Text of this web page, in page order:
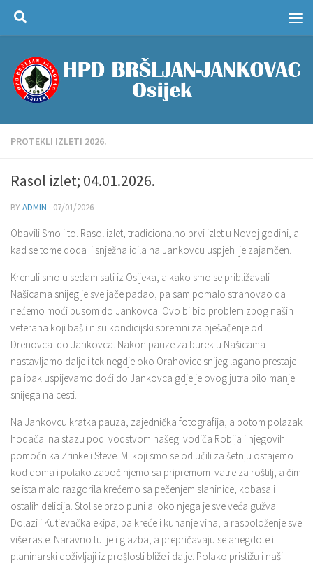
Skip to content
PROTEKLI IZLETI 2026.
Rasol izlet; 04.01.2026.
BYADMIN · 07/01/2026
Obavili Smo i to. Rasol izlet, tradicionalno prvi izlet u Novoj godini, a
kad se tome doda i snježna idila na Jankovcu uspjeh je zajamčen.
Krenuli smo u sedam sati iz Osijeka, a kako smo se približavali
Našicama snijeg je sve jače padao, pa sam pomalo strahovao da
nećemo moći busom do Jankovca. Ovo bi bio problem zbog naših
veterana koji baš i nisu kondicijski spremni za pješačenje od
Drenovca do Jankovca. Nakon pauze za burek u Našicama
nastavljamo dalje i tek negdje oko Orahovice snijeg lagano prestaje
pa ipak uspijevamo doći do Jankovca gdje je ovog jutra bilo manje
snijega na cesti.
Na Jankovcu kratka pauza, zajednička fotografija, a potom polazak
hodača na stazu pod vodstvom našeg vodiča Robija i njegovih
pomoćnika Zrinke i Steve. Mi koji smo se odlučili za šetnju ostajemo
kod doma i polako započinjemo sa pripremom vatre za roštilj, a čim
se ista malo razgorila krećemo sa pečenjem slaninice, kobasa i
ostalih delicija. Stol se brzo puni a oko njega je sve veća gužva.
Dolazi i Kutjevačka ekipa, pa kreće i kuhanje vina, a raspoloženje sve
više raste. Naravno tu je i glazba, a prepričavaju se anegdote i
planinarski doživljaji iz prošlosti bliže i dalje. Polako pristižu i naši